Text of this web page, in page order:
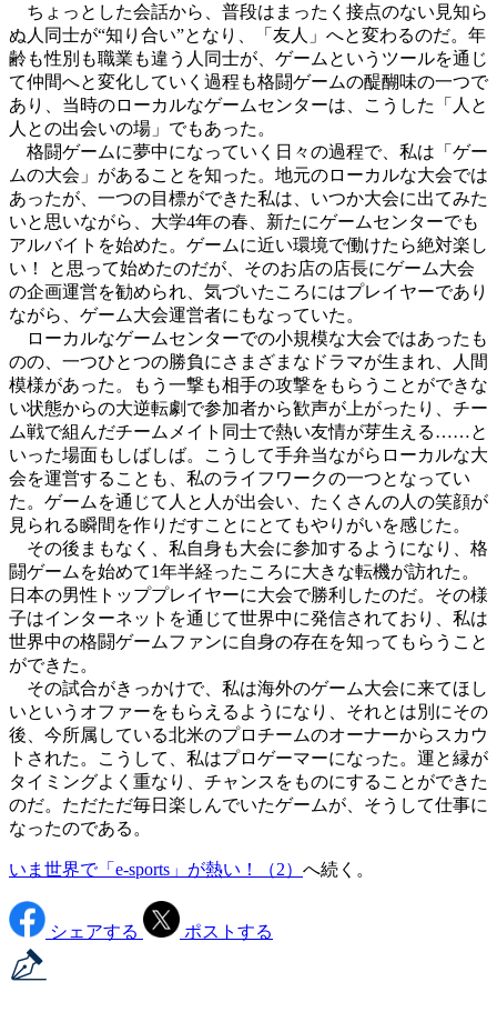
ちょっとした会話から、普段はまったく接点のない見知ら
ぬ人同士が“知り合い”となり、「友人」へと変わるのだ。年
齢も性別も職業も違う人同士が、ゲームというツールを通じ
て仲間へと変化していく過程も格闘ゲームの醍醐味の一つで
あり、当時のローカルなゲームセンターは、こうした「人と
人との出会いの場」でもあった。
格闘ゲームに夢中になっていく日々の過程で、私は「ゲー
ムの大会」があることを知った。地元のローカルな大会では
あったが、一つの目標ができた私は、いつか大会に出てみた
いと思いながら、大学4年の春、新たにゲームセンターでも
アルバイトを始めた。ゲームに近い環境で働けたら絶対楽し
い！ と思って始めたのだが、そのお店の店長にゲーム大会
の企画運営を勧められ、気づいたころにはプレイヤーであり
ながら、ゲーム大会運営者にもなっていた。
ローカルなゲームセンターでの小規模な大会ではあったも
のの、一つひとつの勝負にさまざまなドラマが生まれ、人間
模様があった。もう一撃も相手の攻撃をもらうことができな
い状態からの大逆転劇で参加者から歓声が上がったり、チー
ム戦で組んだチームメイト同士で熱い友情が芽生える……と
いった場面もしばしば。こうして手弁当ながらローカルな大
会を運営することも、私のライフワークの一つとなってい
た。ゲームを通じて人と人が出会い、たくさんの人の笑顔が
見られる瞬間を作りだすことにとてもやりがいを感じた。
その後まもなく、私自身も大会に参加するようになり、格
闘ゲームを始めて1年半経ったころに大きな転機が訪れた。
日本の男性トッププレイヤーに大会で勝利したのだ。その様
子はインターネットを通じて世界中に発信されており、私は
世界中の格闘ゲームファンに自身の存在を知ってもらうこと
ができた。
その試合がきっかけで、私は海外のゲーム大会に来てほし
いというオファーをもらえるようになり、それとは別にその
後、今所属している北米のプロチームのオーナーからスカウ
トされた。こうして、私はプロゲーマーになった。運と縁が
タイミングよく重なり、チャンスをものにすることができた
のだ。ただただ毎日楽しんでいたゲームが、そうして仕事に
なったのである。
いま世界で「e-sports」が熱い！（2） へ続く。
シェアする ポストする